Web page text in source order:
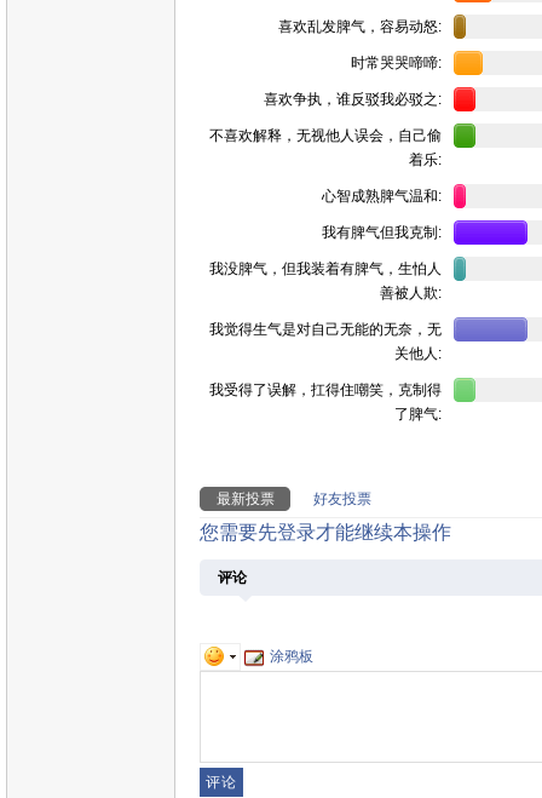
喜欢乱发脾气，容易动怒:
时常哭哭啼啼:
喜欢争执，谁反驳我必驳之:
不喜欢解释，无视他人误会，自己偷
着乐:
心智成熟脾气温和:
我有脾气但我克制:
我没脾气，但我装着有脾气，生怕人
善被人欺:
我觉得生气是对自己无能的无奈，无
关他人:
我受得了误解，扛得住嘲笑，克制得
了脾气:
最新投票 好友投票
您需要先登录才能继续本操作
评论
涂鸦板